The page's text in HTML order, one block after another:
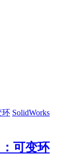
SolidWorks
可变环